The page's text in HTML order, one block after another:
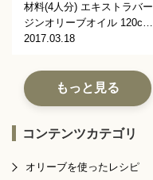
材料(4人分) エキストラバー
ジンオリーブオイル 120c…
2017.03.18
もっと見る
コンテンツカテゴリ
オリーブを使ったレシピ